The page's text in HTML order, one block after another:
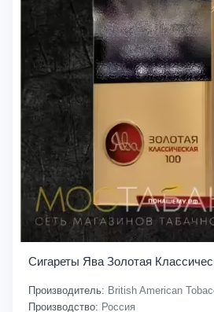
Сигареты Ява Золотая
Производитель: British American
Производство: Россия